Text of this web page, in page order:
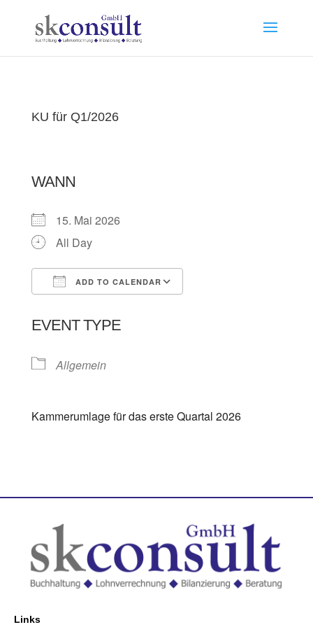
KU für Q1/2026
WANN
15. Mai 2026
All Day
ADD TO CALENDAR
EVENT TYPE
Allgemein
Kammerumlage für das erste Quartal 2026
Links